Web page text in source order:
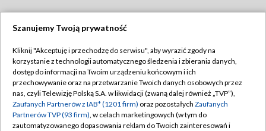
TVP
Abonament TVP
Emisja w TVP
Centrum informacji TVP
Regulamin TVP
Polityka prywatności
Moje zgody
Szanujemy Twoją prywatność
Kliknij "Akceptuję i przechodzę do serwisu", aby wyrazić zgody na
korzystanie z technologii automatycznego śledzenia i zbierania danych,
dostęp do informacji na Twoim urządzeniu końcowym i ich
przechowywanie oraz na przetwarzanie Twoich danych osobowych przez
nas, czyli Telewizję Polską S.A. w likwidacji (zwaną dalej również „TVP”),
Zaufanych Partnerów z IAB* (1201 firm) oraz pozostałych Zaufanych
Partnerów TVP (93 firm), w celach marketingowych (w tym do
zautomatyzowanego dopasowania reklam do Twoich zainteresowań i